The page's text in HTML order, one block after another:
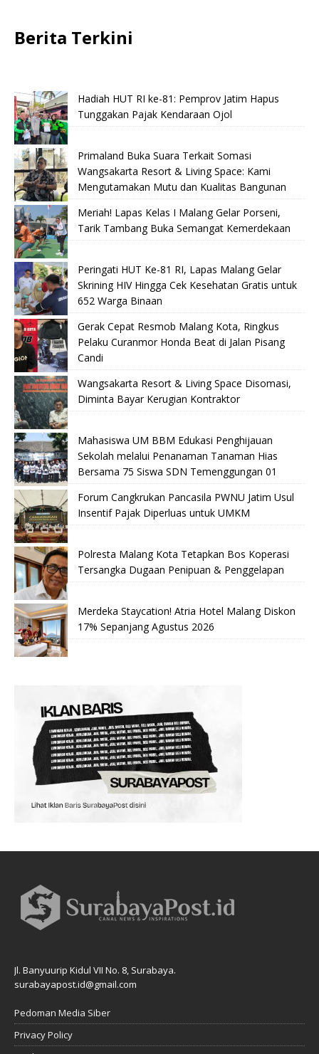
Berita Terkini
Hadiah HUT RI ke-81: Pemprov Jatim Hapus
Tunggakan Pajak Kendaraan Ojol
Primaland Buka Suara Terkait Somasi
Wangsakarta Resort & Living Space: Kami
Mengutamakan Mutu dan Kualitas Bangunan
Meriah! Lapas Kelas I Malang Gelar Porseni,
Tarik Tambang Buka Semangat Kemerdekaan
Peringati HUT Ke-81 RI, Lapas Malang Gelar
Skrining HIV Hingga Cek Kesehatan Gratis untuk
652 Warga Binaan
Gerak Cepat Resmob Malang Kota, Ringkus
Pelaku Curanmor Honda Beat di Jalan Pisang
Candi
Wangsakarta Resort & Living Space Disomasi,
Diminta Bayar Kerugian Kontraktor
Mahasiswa UM BBM Edukasi Penghijauan
Sekolah melalui Penanaman Tanaman Hias
Bersama 75 Siswa SDN Temenggungan 01
Forum Cangkrukan Pancasila PWNU Jatim Usul
Insentif Pajak Diperluas untuk UMKM
Polresta Malang Kota Tetapkan Bos Koperasi
Tersangka Dugaan Penipuan & Penggelapan
Merdeka Staycation! Atria Hotel Malang Diskon
17% Sepanjang Agustus 2026
Jl. Banyuurip Kidul VII No. 8, Surabaya.
surabayapost.id@gmail.com
Pedoman Media Siber
Privacy Policy